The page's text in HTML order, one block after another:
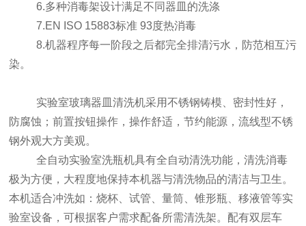
6.多种消毒架设计满足不同器皿的洗涤
7.EN ISO 15883标准 93度热消毒
8.机器程序每一阶段之后都完全排清污水，防范相互污
染。
实验室玻璃器皿清洗机采用不锈钢铸模、密封性好，
防腐蚀；前置按钮操作，操作舒适，节约能源，流线型不锈
钢外观大方美观。
全自动实验室洗瓶机具有全自动清洗功能，清洗消毒
极为方便，大程度地保持本机器与清洗物品的清洁与卫生。
本机适合冲洗如：烧杯、试管、量筒、锥形瓶、移液管等实
验室设备，可根据客户需求配备所需清洗架。配有双层车